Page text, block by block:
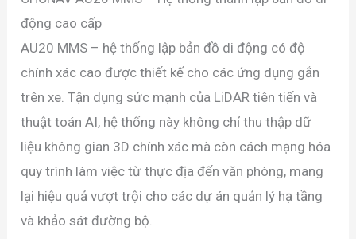
động cao cấp
AU20 MMS – hệ thống lập bản đồ di động có độ
chính xác cao được thiết kế cho các ứng dụng gắn
trên xe. Tận dụng sức mạnh của LiDAR tiên tiến và
thuật toánAI, hệ thống này không chỉ thu thập dữ
liệu không gian 3D chính xác mà còn cách mạng hóa
quy trình làm việc từ thực địa đến văn phòng, mang
lại hiệu quả vượt trội cho các dự án quản lý hạ tầng
và khảo sát đường bộ.